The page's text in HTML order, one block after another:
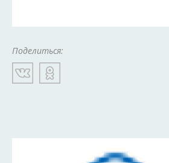
Поделиться: